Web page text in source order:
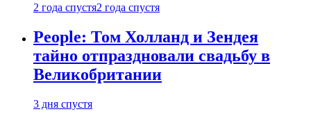
2 года спустя2 года спустя
People: Том Холланд и Зендея
тайно отпраздновали свадьбу в
Великобритании
3 дня спустя